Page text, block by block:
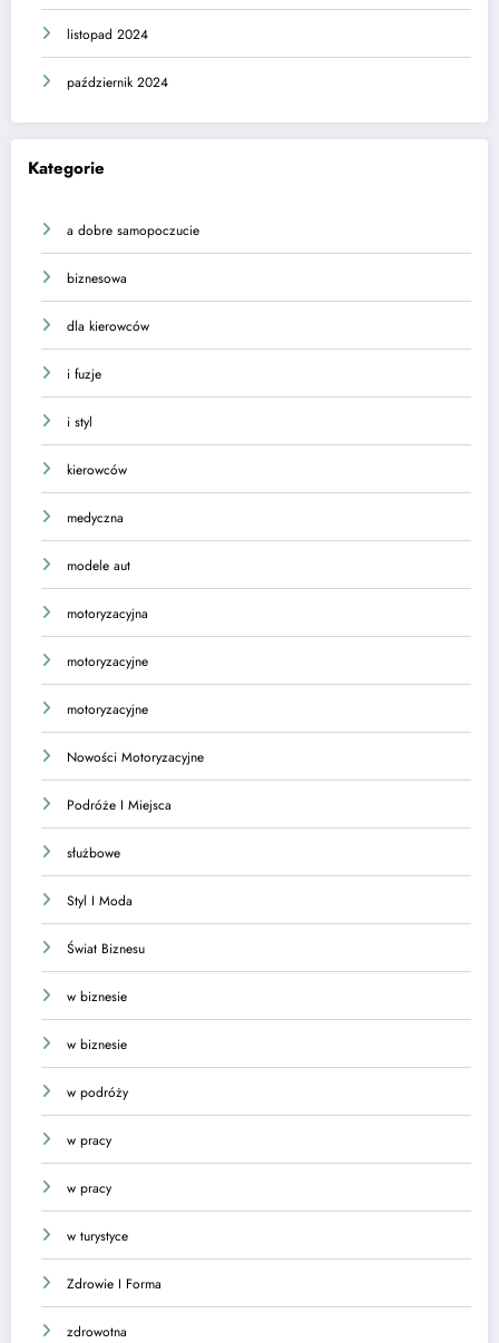
listopad 2024
październik 2024
Kategorie
a dobre samopoczucie
biznesowa
dla kierowców
i fuzje
i styl
kierowców
medyczna
modele aut
motoryzacyjna
motoryzacyjne
motoryzacyjne
Nowości Motoryzacyjne
Podróże I Miejsca
służbowe
Styl I Moda
Świat Biznesu
w biznesie
w biznesie
w podróży
w pracy
w pracy
w turystyce
Zdrowie I Forma
zdrowotna